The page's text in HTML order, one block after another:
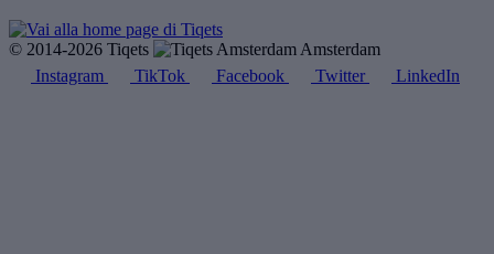
© 2014-2026 Tiqets
Amsterdam
Instagram
TikTok Facebook Twitter LinkedIn